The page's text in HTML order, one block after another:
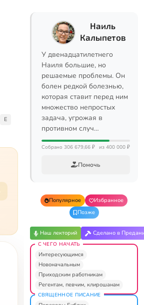
E
Наиль
Калыпетов
У двенадцатилетнего
Наиля большие, но
решаемые проблемы. Он
болен редкой болезнью,
которая ставит перед ним
множество непростых
задача, угрожая в
противном случ…
Собрано 306 679,66 ₽ из 400 000 ₽
Помочь
Популярное
Избранное
Позже
Наш лекторий Сделано в
С ЧЕГО НАЧАТЬ
Интересующимся
Новоначальным
Приходским работникам
Регентам, певчим, клирошанам
СВЯЩЕННОЕ ПИСАНИЕ